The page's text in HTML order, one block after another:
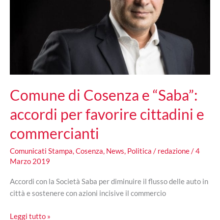
Comune di Cosenza e “Saba”:
accordi per favorire cittadini e
commercianti
Comunicati Stampa,Cosenza, News, Politica / redazione/4
Marzo 2019
Accordi con la Società Saba per diminuire il flusso delle auto in
città e sostenere con azioni incisive il commercio
Comune
Leggi tutto »